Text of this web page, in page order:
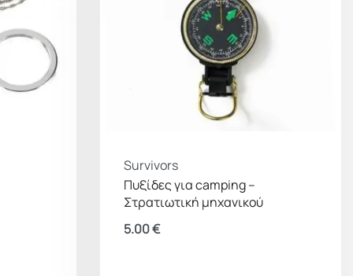
Survivors
Πυξίδες για camping –
Στρατιωτική μηχανικού
5.00€